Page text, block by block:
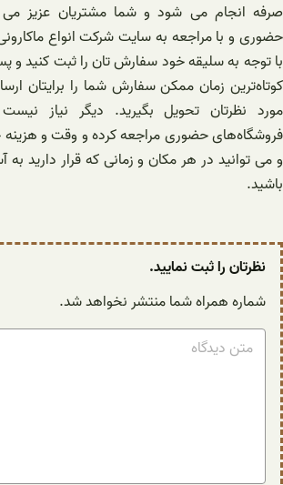
صرفه انجام می شود و شما مشتریان عزیز می
حضوری و با مراجعه به سایت شرکت انواع
با توجه به سلیقه خود سفارش تان را ثبت کنید و
کوتاه‌ترین زمان ممکن سفارش شما را برایتان
مورد نظرتان تحویل بگیرید. دیگر نیاز
فروشگاه‌های حضوری مراجعه کرده و وقت و هزینه
و می توانید در هر مکان و زمانی که قرار دارید به
باشید.
نظرتان را ثبت نمایید.
شماره همراه شما منتشر نخواهد شد.